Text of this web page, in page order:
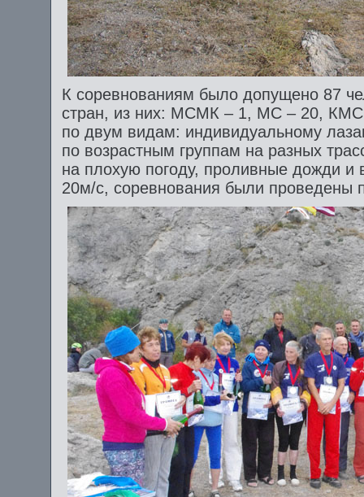
К соревнованиям было допущено 87
стран, из них: МСМК – 1, МС – 20, КМС
по двум видам: индивидуальному
по возрастным группам на разных
на плохую погоду, проливные дожди и
20м/с, соревнования были проведены